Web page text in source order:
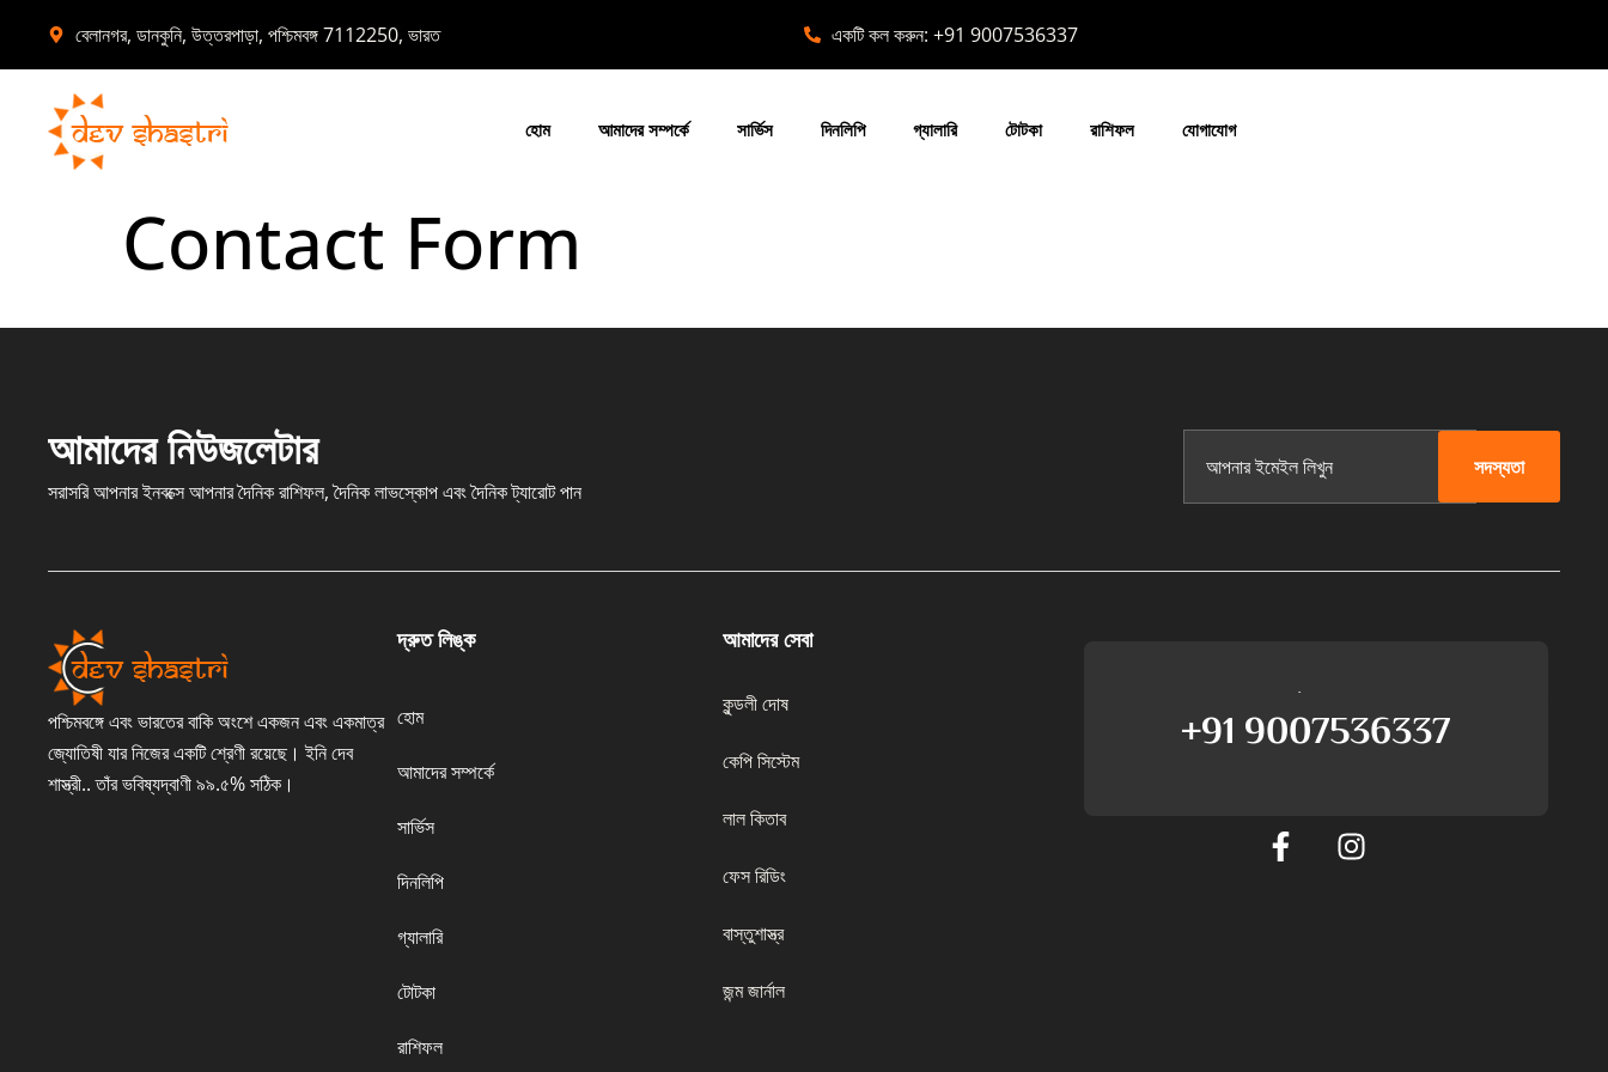
বেলানগর, ডানকুনি, উত্তরপাড়া, পশ্চিমবঙ্গ 7112250, ভারত একটি কল করুন: +91 9007536337
হোম আমাদের সম্পর্কে সার্ভিস দিনলিপি গ্যালারি টোটকা রাশিফল যোগাযোগ
Contact Form
আমাদের নিউজলেটার
সরাসরি আপনার ইনবক্সে আপনার দৈনিক রাশিফল, দৈনিক লাভস্কোপ এবং দৈনিক ট্যারোট পান
সদস্যতা
পশ্চিমবঙ্গে এবং ভারতের বাকি অংশে একজন এবং একমাত্র
জ্যোতিষী যার নিজের একটি শ্রেণী রয়েছে। ইনি দেব
শাস্ত্রী.. তাঁর ভবিষ্যদ্বাণী ৯৯.৫% সঠিক।
দ্রুত লিঙ্ক
হোম
আমাদের সম্পর্কে
সার্ভিস
দিনলিপি
গ্যালারি
টোটকা
রাশিফল
আমাদের সেবা
কুন্ডলী দোষ
কেপি সিস্টেম
লাল কিতাব
ফেস রিডিং
বাস্তুশাস্ত্র
জন্ম জার্নাল
আমাদের সমর্থনের সাথে কথা বলুন
+91 9007536337